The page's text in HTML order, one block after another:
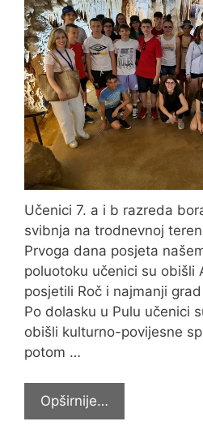
Učenici 7. a i b razreda
svibnja na trodnevnoj
Prvoga dana posjeta
poluotoku učenici su obišli
posjetili Roč i najmanji
Po dolasku u Pulu učenici
obišli kulturno-povijesne
potom …
Opširnije…
nastava